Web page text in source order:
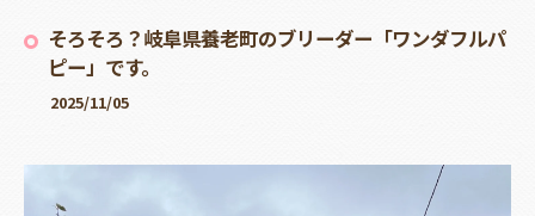
そろそろ？岐阜県養老町のブリーダー「ワンダフルパ
ピー」です。
2025/11/05